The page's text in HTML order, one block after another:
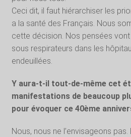
Ceci dit, il faut hiérarchiser les
a la santé des Français. Nous
cette décision. Nos pensées
sous respirateurs dans les
endeuillées.
Y aura-t-il tout-de-même cet
manifestations de beaucoup
pour évoquer ce 40ème
Nous, nous ne l’envisageons